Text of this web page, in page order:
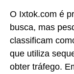
O Ixtok.com é
busca, mas
classificam
que utiliza
obter tráfego.